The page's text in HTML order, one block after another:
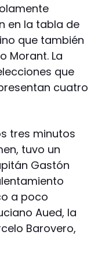
en la tabla de
que también
Morant. La
que
cuatro
tres minutos
tuvo un
Gastón
a poco
Aued, la
Barovero,